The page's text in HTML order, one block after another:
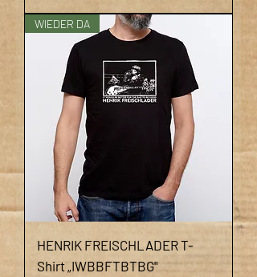
WIEDER DA
HENRIK FREISCHLADER T-
Shirt „IWBBFTBTBG"